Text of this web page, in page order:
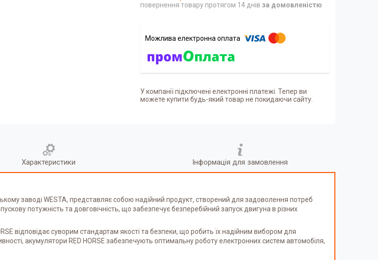
повернення товару протягом 14 днів за домовленістю
У компанії підключені електронні платежі. Тепер ви
можете купити будь-який товар не покидаючи сайту.
Характеристики Інформація для замовлення
заводі WESTA, представляє собою надійний продукт, створений для задоволення потреб
потужність та довговічність, що забезпечує безперебійний запуск двигуна в різних
відповідає суворим стандартам якості та безпеки, що робить їх надійним вибором для
акумулятори RED HORSE забезпечують оптимальну роботу електронних систем автомобіля,